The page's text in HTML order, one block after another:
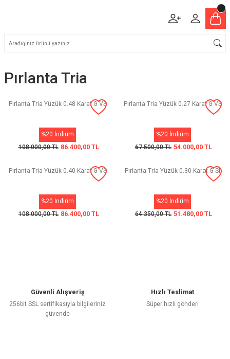
Pırlanta Tria
Pırlanta Tria Yüzük 0.48 Karat G VS
%20 İndirim
108.000,00 TL 86.400,00 TL
Pırlanta Tria Yüzük 0.27 Karat G VS
%20 İndirim
67.500,00 TL 54.000,00 TL
Pırlanta Tria Yüzük 0.40 Karat G VS
%20 İndirim
108.000,00 TL 86.400,00 TL
Pırlanta Tria Yüzük 0.30 Karat G SI
%20 İndirim
64.350,00 TL 51.480,00 TL
Güvenli Alışveriş
256bit SSL sertifikasıyla bilgileriniz
güvende
Hızlı Teslimat
Süper hızlı gönderi